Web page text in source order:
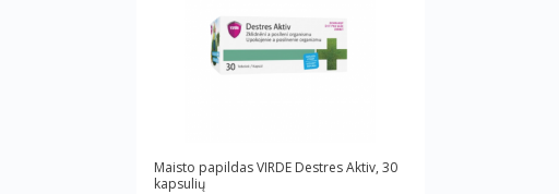
Maisto papildas VIRDE Destres Aktiv, 30
kapsulių